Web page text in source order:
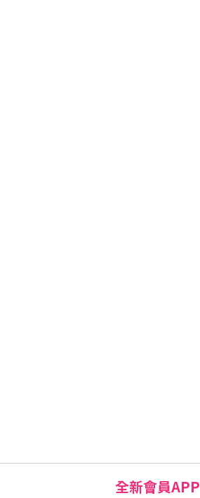
全新會員APP